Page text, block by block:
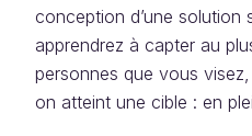
conception d’une solution
apprendrez à capter au
personnes que vous
on atteint une cible : en